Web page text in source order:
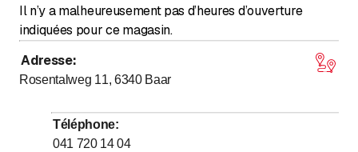
Il n’y a malheureusement pas d’heures d’ouverture
indiquées pour ce magasin.
Adresse:
Rosentalweg 11, 6340 Baar
Téléphone:
041 720 14 04